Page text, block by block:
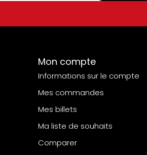
Mon compte
Informations sur le compte
Mes commandes
Mes billets
Ma liste de souhaits
Comparer